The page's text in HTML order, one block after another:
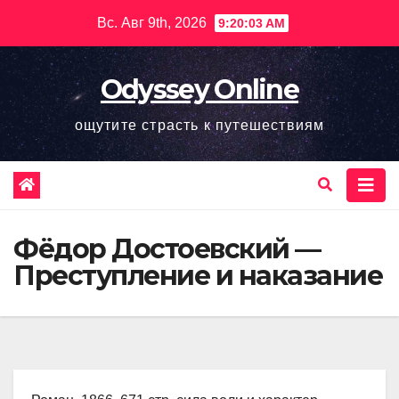
содержимому
Вс. Авг 9th, 2026 9:20:04 AM
Odyssey Online
ощутите страсть к путешествиям
Фёдор Достоевский —
Преступление и наказание